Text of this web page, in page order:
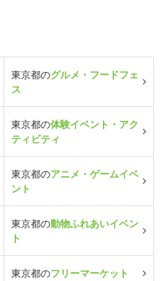
東京都のグルメ・フードフェ
ス
東京都の体験イベント・アク
ティビティ
東京都のアニメ・ゲームイベ
ント
東京都の動物ふれあいイベン
ト
東京都のフリーマーケット